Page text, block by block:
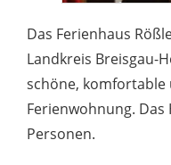
Das Ferienhaus
Landkreis Breisgau-
schöne,
Ferienwohnung.
Personen.